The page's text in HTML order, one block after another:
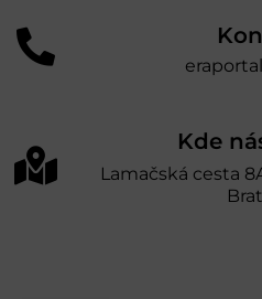
Kde
Lamačská cesta